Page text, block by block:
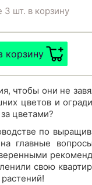
3 шт. в корзину
корзину
чтобы они не
цветов и
цветами?
по
главные
свою